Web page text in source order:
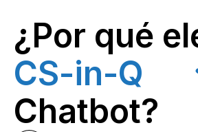
¿Por qué
CS-in-Q
Chatbot?